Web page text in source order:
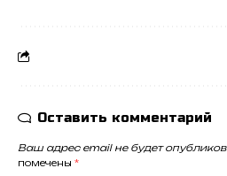
Оставить комментарий
Ваш адрес email не будет
помечены *